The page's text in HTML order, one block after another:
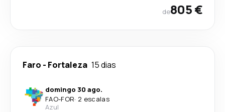
de805 €
Faro - Fortaleza 15 dias
domingo 30 ago.
FAO-FOR· 2 escalas
Azul